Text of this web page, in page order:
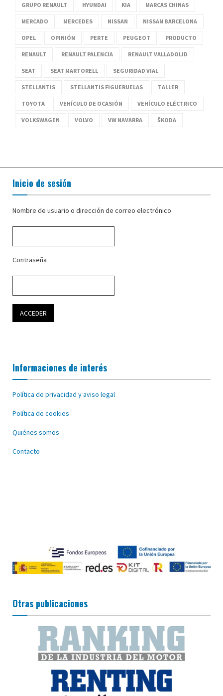
GRUPO RENAULT HYUNDAI KIA MARCAS CHINAS
MERCADO MERCEDES NISSAN NISSAN BARCELONA
OPEL OPINIÓN PERTE PEUGEOT PRODUCTO
RENAULT RENAULT PALENCIA RENAULT VALLADOLID
SEAT SEAT MARTORELL SEGURIDAD VIAL
STELLANTIS STELLANTIS FIGUERUELAS TALLER
TOYOTA VEHÍCULO DE OCASIÓN VEHÍCULO ELÉCTRICO
VOLKSWAGEN VOLVO VW NAVARRA ŠKODA
Inicio de sesión
Nombre de usuario o dirección de correo electrónico
Contraseña
Informaciones de interés
Política de privacidad y aviso legal
Política de cookies
Quiénes somos
Contacto
Otras publicaciones